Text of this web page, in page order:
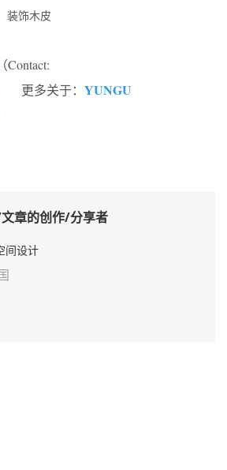
装饰木皮
（Contact:
更多关于： YUNGU
章的创作/分享者
间设计